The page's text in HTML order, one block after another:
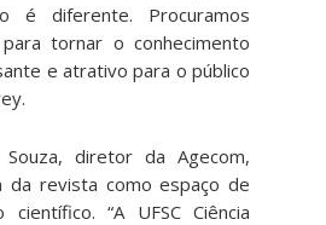
é diferente. Procuramos
tornar o conhecimento
e atrativo para o público
diretor da Agecom,
da revista como espaço de
“A UFSC Ciência